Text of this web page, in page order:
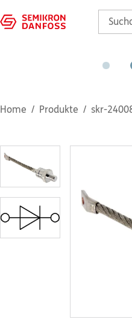
Home Produkte skr-